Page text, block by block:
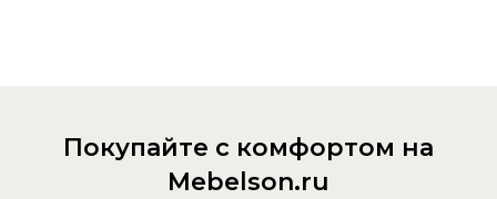
Покупайте с комфортом на
Mebelson.ru